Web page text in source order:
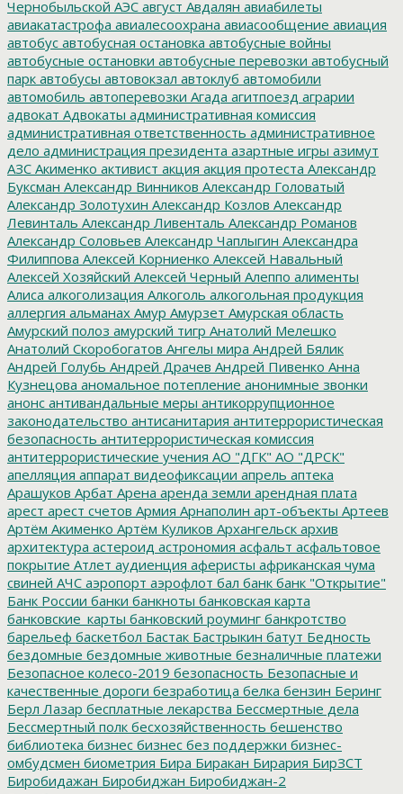
Чернобыльской АЭС август Авдалян авиабилеты
авиакатастрофа авиалесоохрана авиасообщение авиация
автобус автобусная остановка автобусные войны
автобусные остановки автобусные перевозки автобусный
парк автобусы автовокзал автоклуб автомобили
автомобиль автоперевозки Агада агитпоезд аграрии
адвокат Адвокаты административная комиссия
административная ответственность административное
дело администрация президента азартные игры азимут
АЗС Акименко активист акция акция протеста Александр
Буксман Александр Винников Александр Головатый
Александр Золотухин Александр Козлов Александр
Левинталь Александр Ливенталь Александр Романов
Александр Соловьев Александр Чаплыгин Александра
Филиппова Алексей Корниенко Алексей Навальный
Алексей Хозяйский Алексей Черный Алеппо алименты
Алиса алкоголизация Алкоголь алкогольная продукция
аллергия альманах Амур Амурзет Амурская область
Амурский полоз амурский тигр Анатолий Мелешко
Анатолий Скоробогатов Ангелы мира Андрей Бялик
Андрей Голубь Андрей Драчев Андрей Пивенко Анна
Кузнецова аномальное потепление анонимные звонки
анонс антивандальные меры антикоррупционное
законодательство антисанитария антитеррористическая
безопасность антитеррористическая комиссия
антитеррористические учения АО "ДГК" АО "ДРСК"
апелляция аппарат видеофиксации апрель аптека
Арашуков Арбат Арена аренда земли арендная плата
арест арест счетов Армия Арнаполин арт-объекты Артеев
Артём Акименко Артём Куликов Архангельск архив
архитектура астероид астрономия асфальт асфальтовое
покрытие Атлет аудиенция аферисты африканская чума
свиней АЧС аэропорт аэрофлот бал банк банк "Открытие"
Банк России банки банкноты банковская карта
банковские_карты банковский роуминг банкротство
барельеф баскетбол Бастак Бастрыкин батут Бедность
бездомные бездомные животные безналичные платежи
Безопасное колесо-2019 безопасность Безопасные и
качественные дороги безработица белка бензин Беринг
Берл Лазар бесплатные лекарства Бессмертные дела
Бессмертный полк бесхозяйственность бешенство
библиотека бизнес бизнес без поддержки бизнес-
омбудсмен биометрия Бира Биракан Бирария БирЗСТ
Биробидажан Биробиджан Биробиджан-2